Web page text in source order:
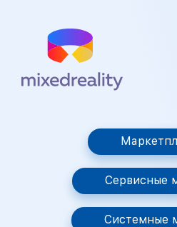
Сервисные
Системные